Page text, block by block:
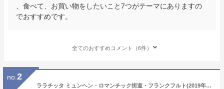
、食べて、お買い物をしたいこと7つがテーマにありますの
でおすすめです。
全てのおすすめコメント（6件）
no. 2
ララチッタ ミュンヘン・ロマンチック街道・フランクフルト(2019年版)